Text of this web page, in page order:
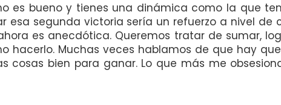
es bueno y tienes una dinámica como la que
esa segunda victoria sería un refuerzo a nivel
es anecdótica. Queremos tratar de sumar,
hacerlo. Muchas veces hablamos de que hay
cosas bien para ganar. Lo que más me